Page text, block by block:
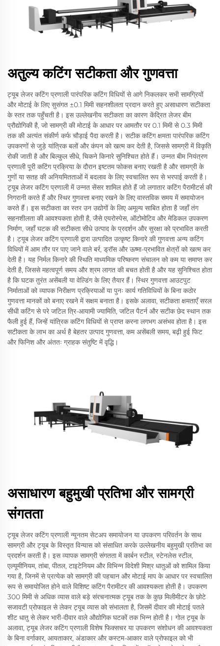
अतुल्य कटिंग सटीकता और गुणवत्ता
ट्यूब लेजर कटिंग प्रणाली पारंपरिक कटिंग विधियों से आगे निकलकर सभी सामग्रियों
और मोटाई के लिए सुसंगत ±0.1 मिमी सहनशीलता प्रदान करते हुए असाधारण सटीकता
के स्तर तक पहुँचती है। इस उल्लेखनीय सटीकता का कारण केंद्रित लेजर बीम
प्रौद्योगिकी है, जो सामग्री की मोटाई के आधार पर आमतौर पर 0.1 मिमी से 0.3 मिमी
तक की अत्यंत संकीर्ण कर्फ चौड़ाई पैदा करती है। सटीक कटिंग क्षमता पारंपरिक कटिंग
उपकरणों से जुड़े यांत्रिक बलों और कंपन को खत्म कर देती है, जिससे सामग्री में विकृति
रोकी जाती है और बिल्कुल सीधे, चिकने किनारे सुनिश्चित होते हैं। उन्नत बीम नियंत्रण
प्रणाली पूरी कटिंग प्रक्रिया के दौरान इष्टतम फोकस बनाए रखती है और सामग्री के
गुणों या सतह की अनियमितताओं में बदलाव के लिए स्वचालित रूप से भरपाई करती है।
ट्यूब लेजर कटिंग प्रणाली में उन्नत सेंसर शामिल होते हैं जो लगातार कटिंग पैरामीटर्स की
निगरानी करते हैं और स्थिर गुणवत्ता बनाए रखने के लिए वास्तविक समय में समायोजन
करते हैं। इस सटीकता का स्तर उन उद्योगों के लिए अमूल्य साबित होता है जहाँ तंग
सहनशीलता की आवश्यकता होती है, जैसे एयरोस्पेस, ऑटोमोटिव और मेडिकल उपकरण
निर्माण, जहाँ घटक की सटीकता सीधे उत्पाद के प्रदर्शन और सुरक्षा को प्रभावित करती
है। ट्यूब लेजर कटिंग प्रणाली द्वारा उत्पादित उत्कृष्ट किनारे की गुणवत्ता अन्य कटिंग
विधियों में आम तौर पर पाए जाने वाले बर्र, ड्रॉस और ऊष्मा-प्रभावित क्षेत्रों को खत्म कर
देती है। यह निर्मल किनारे की स्थिति माध्यमिक परिष्करण संचालन को कम या समाप्त कर
देती है, जिससे महत्वपूर्ण समय और श्रम लागत की बचत होती है और यह सुनिश्चित होता
है कि घटक तुरंत असेंबली या वेल्डिंग के लिए तैयार हैं। स्थिर गुणवत्ता आउटपुट
निर्माताओं को व्यापक निरीक्षण प्रक्रियाओं या पुनः कार्य गतिविधियों के बिना कठोर
गुणवत्ता मानकों को बनाए रखने में सक्षम बनाता है। इसके अलावा, सटीकता क्षमताएँ सरल
सीधी कटिंग से परे जटिल त्रि-आयामी ज्यामिति, जटिल पैटर्न और सटीक छेद स्थान तक
फैली हुई हैं, जिन्हें यांत्रिक कटिंग विधियों से प्राप्त करना लगभग असंभव होता है। इस
सटीकता के लाभ का अर्थ है बेहतर उत्पाद गुणवत्ता, कम असेंबली समय, बढ़ी हुई फिट
और फिनिश और अंततः ग्राहक संतुष्टि में वृद्धि।
असाधारण बहुमुखी प्रतिभा और सामग्री
संगतता
ट्यूब लेजर कटिंग प्रणाली न्यूनतम सेटअप समायोजन या उपकरण परिवर्तन के साथ
सामग्री और ट्यूब के विस्तृत विन्यास को संसाधित करके उल्लेखनीय बहुमुखी प्रतिभा का
प्रदर्शन करती है। इस व्यापक सामग्री संगतता में कार्बन स्टील, स्टेनलेस स्टील,
एल्यूमीनियम, तांबा, पीतल, टाइटेनियम और विभिन्न विदेशी मिश्र धातुओं को शामिल किया
गया है, जिनमें से प्रत्येक को सामग्री की पहचान और मोटाई माप के आधार पर स्वचालित
रूप से समायोजित होने वाले विशिष्ट कटिंग पैरामीटर की आवश्यकता होती है। उपकरण
300 मिमी से अधिक व्यास वाले बड़े संरचनात्मक ट्यूब तक के कुछ मिलीमीटर के छोटे
सजावटी प्रोफाइल से लेकर ट्यूब व्यास को संभालता है, जिसमें दीवार की मोटाई पतले
शीट धातु से लेकर भारी-दीवार वाले औद्योगिक घटकों तक भिन्न होती है। गोल ट्यूब के
अलावा, ट्यूब लेजर कटिंग प्रणाली विशेष फिक्सचर या उपकरण संशोधन की आवश्यकता
के बिना वर्गाकार, आयताकार, अंडाकार और कस्टम-आकार वाले प्रोफाइल को भी